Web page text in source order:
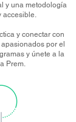
y una metodología
accesible.
y conectar con
por el
y únete a la
Prem.